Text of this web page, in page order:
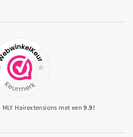
Hairextensions met een9.9!